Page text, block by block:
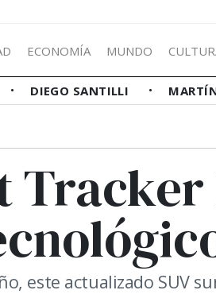
ECONOMÍA MUNDO
DIEGO SANTILLI
Tracker
este actualizado SUV